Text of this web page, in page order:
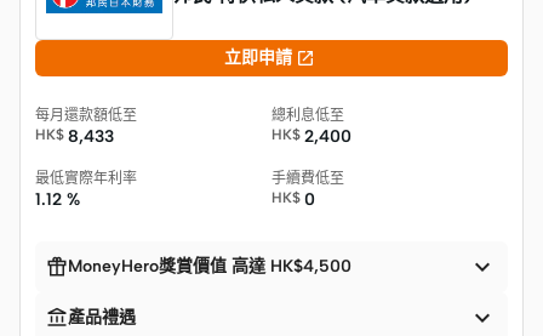
立即申請 
每月還款額低至
HK$ 8,433
總利息低至
HK$ 2,400
最低實際年利率
1.12 %
手續費低至
HK$ 0
MoneyHero獎賞價值 高達 HK$4,500 
產品禮遇 